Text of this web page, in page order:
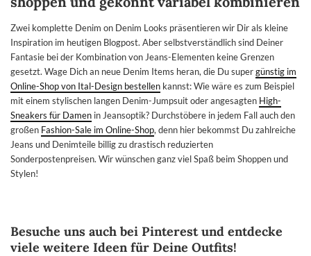
Zwei komplette Denim on Denim Looks präsentieren wir Dir als kleine
Inspiration im heutigen Blogpost. Aber selbstverständlich sind Deiner
Fantasie bei der Kombination von Jeans-Elementen keine Grenzen
gesetzt. Wage Dich an neue Denim Items heran, die Du supergünstig im
Online-Shop von Ital-Design bestellen kannst: Wie wäre es zum Beispiel
mit einem stylischen langen Denim-Jumpsuit oder angesagten High-
Sneakers für Damen in Jeansoptik? Durchstöbere in jedem Fall auch den
großen Fashion-Sale im Online-Shop, denn hier bekommst Du zahlreiche
Jeans und Denimteile billig zu drastisch reduzierten
Sonderpostenpreisen. Wir wünschen ganz viel Spaß beim Shoppen und
Stylen!
Besuche uns auch bei Pinterest und entdecke
viele weitere Ideen für Deine Outfits!